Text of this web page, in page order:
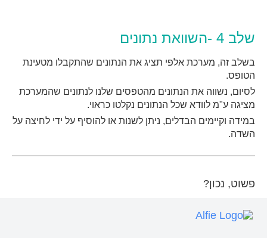
שלב 4 -השוואת נתונים
בשלב זה, מערכת אלפי תציג את הנתונים שהתקבלו מטעינת
הטופס.
לסיום, נשווה את הנתונים מהטפסים שלנו לנתונים שהמערכת
מציגה ע"מ לוודא שכל הנתונים נקלטו כראוי.
במידה וקיימים הבדלים, ניתן לשנות או להוסיף על ידי לחיצה על
השדה.
פשוט, נכון?